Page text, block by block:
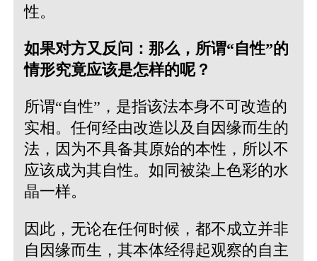
性。
如果对方又反问：那么，所谓“自性”的
情形究竟应该是怎样的呢？
所谓“自性”，是指该法本身不可改造的
实相。任何经由改造以及自因缘而生的
法，因为不具备其原始的本性，所以不
应该成为其自性。如同被染上色彩的水
晶一样。
因此，无论在任何时候，都不成立并非
自因缘而生，其本体经得起观察的自主